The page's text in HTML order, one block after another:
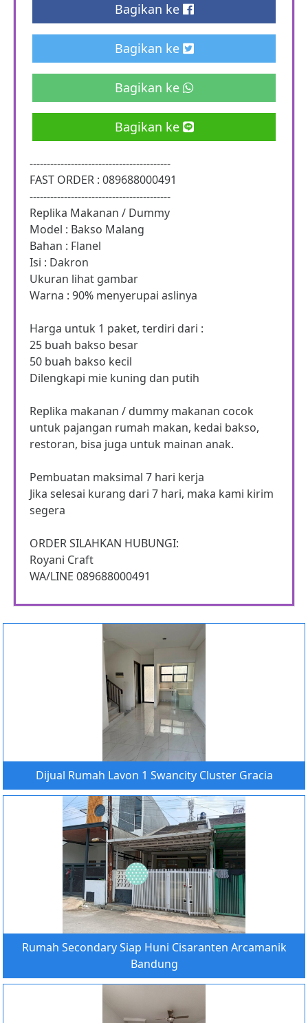
Bagikan ke
Bagikan ke
Bagikan ke
Bagikan ke
-----------------------------------------
FAST ORDER : 089688000491
-----------------------------------------
Replika Makanan / Dummy
Model : Bakso Malang
Bahan : Flanel
Isi : Dakron
Ukuran lihat gambar
Warna : 90% menyerupai aslinya
Harga untuk 1 paket, terdiri dari :
25 buah bakso besar
50 buah bakso kecil
Dilengkapi mie kuning dan putih
Replika makanan / dummy makanan cocok
untuk pajangan rumah makan, kedai bakso,
restoran, bisa juga untuk mainan anak.
Pembuatan maksimal 7 hari kerja
Jika selesai kurang dari 7 hari, maka kami kirim
segera
ORDER SILAHKAN HUBUNGI:
Royani Craft
WA/LINE 089688000491
Dijual Rumah Lavon 1 Swancity Cluster Gracia
Rumah Secondary Siap Huni Cisaranten Arcamanik
Bandung